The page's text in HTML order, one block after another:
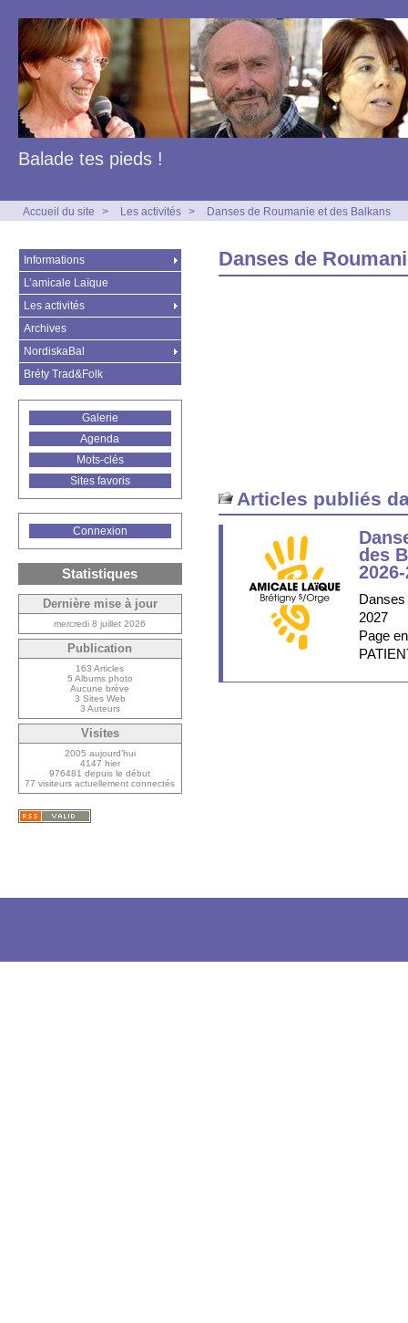
Balade tes pieds !
Accueil du site > Les activités > Danses de Roumanie et des Balkans
Danses de
Articles publiés
des
2027
Page
Informations
L’amicale Laïque
Les activités
Archives
NordiskaBal
Bréty Trad&Folk
Galerie
Agenda
Mots-clés
Sites favoris
Connexion
Statistiques
Dernière mise à jour
mercredi 8 juillet 2026
Publication
163 Articles
5 Albums photo
Aucune brève
3 Sites Web
3 Auteurs
Visites
2005 aujourd’hui
4147 hier
976481 depuis le début
77 visiteurs actuellement connectés